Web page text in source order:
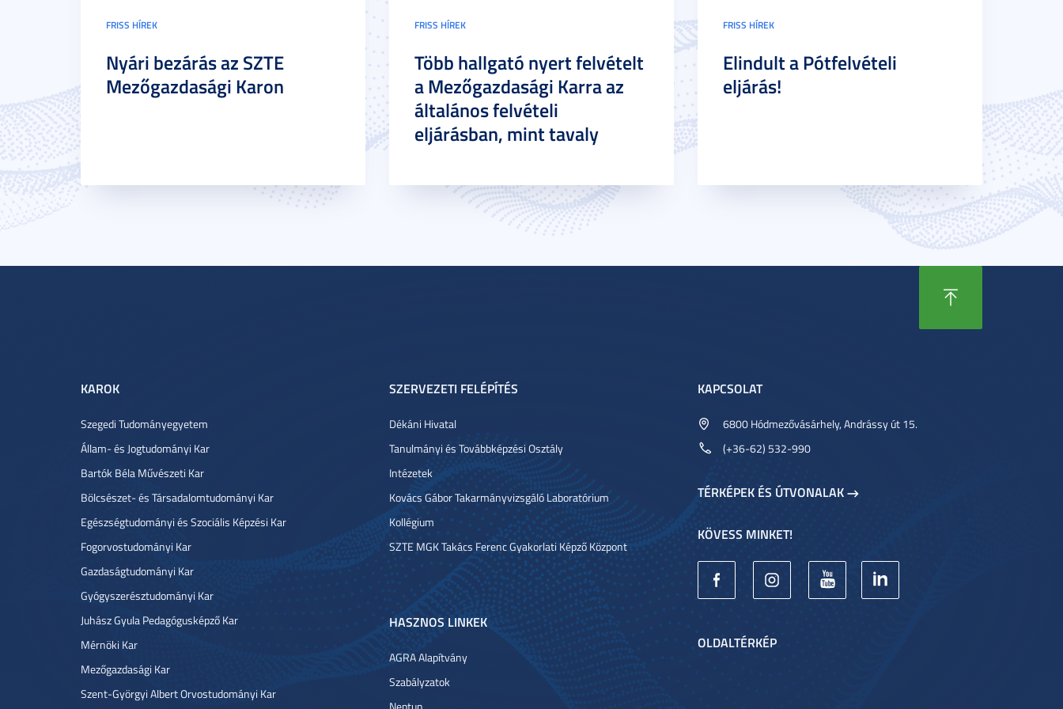
FRISS HÍREK
Nyári bezárás az SZTE
Mezőgazdasági Karon
FRISS HÍREK
Több hallgató nyert felvételt
a Mezőgazdasági Karra az
általános felvételi
eljárásban, mint tavaly
FRISS HÍREK
Elindult a Pótfelvételi
eljárás!
KAROK
Szegedi Tudományegyetem
Állam- és Jogtudományi Kar
Bartók Béla Művészeti Kar
Bölcsészet- és Társadalomtudományi Kar
Egészségtudományi és Szociális Képzési Kar
Fogorvostudományi Kar
Gazdaságtudományi Kar
Gyógyszerésztudományi Kar
Juhász Gyula Pedagógusképző Kar
Mérnöki Kar
Mezőgazdasági Kar
Szent-Györgyi Albert Orvostudományi Kar
SZERVEZETI FELÉPÍTÉS
Dékáni Hivatal
Tanulmányi és Továbbképzési Osztály
Intézetek
Kovács Gábor Takarmányvizsgáló Laboratórium
Kollégium
SZTE MGK Takács Ferenc Gyakorlati Képző Központ
HASZNOS LINKEK
AGRA Alapítvány
Szabályzatok
KAPCSOLAT
6800 Hódmezővásárhely, Andrássy út 15.
(+36-62) 532-990
TÉRKÉPEK ÉS ÚTVONALAK
KÖVESS MINKET!
OLDALTÉRKÉP